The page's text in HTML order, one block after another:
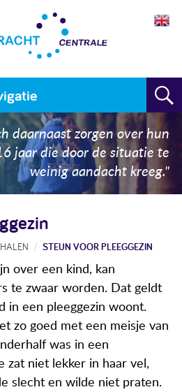
daarnaast zorgen over hun
jaar die door de situatie te
weinig aandacht kreeg."
STEUN VOOR PLEEGGEZIN
over een kind, kan
te zwaar worden. Dat geldt
in een pleeggezin woont.
zo goed met een meisje van
was in een
zat niet lekker in haar vel,
slecht en wilde niet praten.